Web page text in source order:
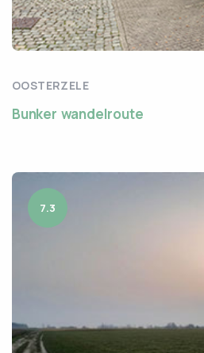
OOSTERZELE
Bunker wandelroute
7.3